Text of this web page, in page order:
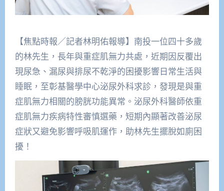
【焦點時報／記者林明佑報導】南投一位四十多歲
的林先生，長年與重症肌無力共處，近期因反覆出
現尿急、漏尿與排尿不乾淨的困擾影響日常生活與
睡眠，至彰基醫學中心泌尿外科求診，發現是與重
症肌無力相關的膀胱功能異常。泌尿外科醫師依重
症肌無力疾病特性審慎選藥，短期內顯著改善泌尿
症狀又避免影響呼吸肌運作，助林先生擺脫如廁困
擾！